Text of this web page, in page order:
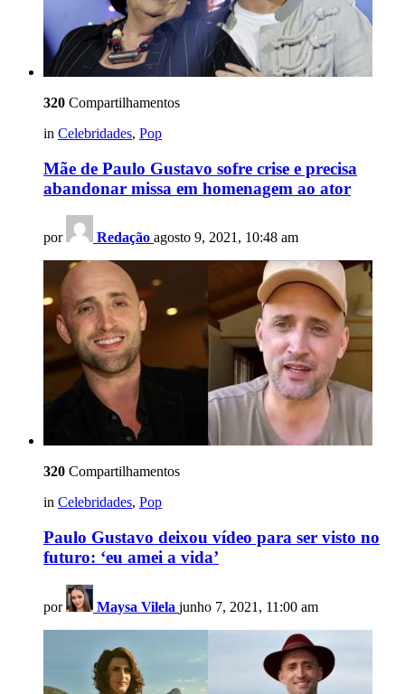
320 Compartilhamentos
in Celebridades, Pop
Mãe de Paulo Gustavo sofre crise e precisa
abandonar missa em homenagem ao ator
por Redação agosto 9, 2021, 10:48 am
320 Compartilhamentos
in Celebridades, Pop
Paulo Gustavo deixou vídeo para ser visto no
futuro: ‘eu amei a vida’
por Maysa Vilela junho 7, 2021, 11:00 am